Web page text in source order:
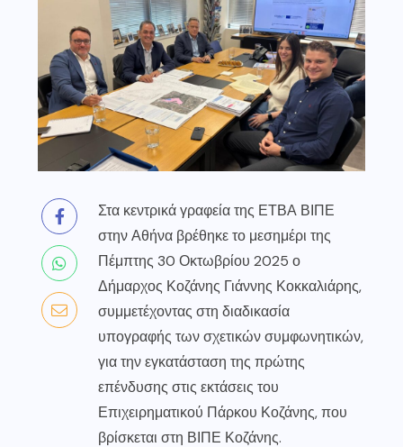
Στα κεντρικά γραφεία της ΕΤΒΑ ΒΙΠΕ
στην Αθήνα βρέθηκε το μεσημέρι της
Πέμπτης 30 Οκτωβρίου 2025 ο
Δήμαρχος Κοζάνης Γιάννης Κοκκαλιάρης,
συμμετέχοντας στη διαδικασία
υπογραφής των σχετικών συμφωνητικών,
για την εγκατάσταση της πρώτης
επένδυσης στις εκτάσεις του
Επιχειρηματικού Πάρκου Κοζάνης, που
βρίσκεται στη ΒΙΠΕ Κοζάνης.